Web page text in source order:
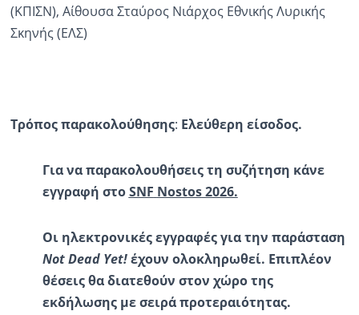
(ΚΠΙΣΝ), Aίθουσα Σταύρος Νιάρχος Εθνικής Λυρικής
Σκηνής (ΕΛΣ)
Τρόπος παρακολούθησης: Ελεύθερη είσοδος.
Για να παρακολουθήσεις τη συζήτηση κάνε
εγγραφή στοSNF Nostos2026.
Οι ηλεκτρονικές εγγραφές για την παράσταση
Not Dead Yet!έχουν ολοκληρωθεί. Επιπλέον
θέσεις θα διατεθούν στον χώρο της
εκδήλωσης με σειρά προτεραιότητας.